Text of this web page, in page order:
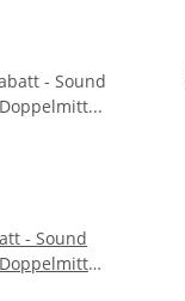
- Sound